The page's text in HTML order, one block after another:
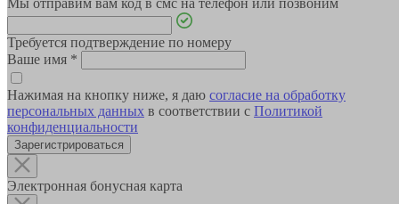
Мы отправим вам код в смс на телефон или позвоним
Требуется подтверждение по номеру
Ваше имя *
Нажимая на кнопку ниже, я даю согласие на обработку
персональных данных в соответствии с Политикой
конфиденциальности
Зарегистрироваться
Электронная бонусная карта